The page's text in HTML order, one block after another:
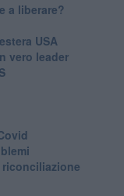
a liberare?
USA
vero leader
riconciliazione